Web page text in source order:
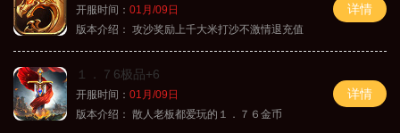
开服时间： 01月/09日
版本介绍： 攻沙奖励上千大米打沙不激情退充值
详情
１．７6极品+6
开服时间： 01月/09日
版本介绍： 散人老板都爱玩的１．７６金币
详情